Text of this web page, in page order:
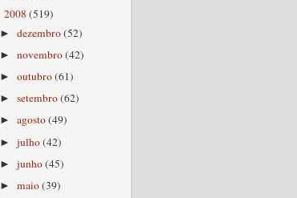
2008 (519)
►dezembro(52)
►novembro(42)
►outubro(61)
►setembro(62)
►agosto(49)
►julho(42)
►junho(45)
►maio(39)